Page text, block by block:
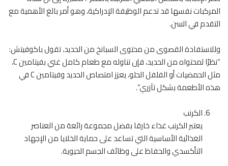
المركبات نفسها قد تدعم الوظيفة الإدراكية، وهو أمر بالغ الأهمية مع
التقدم في السن.
وللاستفادة القصوى من محتوى السبانخ من الحديد، تقول باكوفيتش:
“نظرًا لمحتواه من الحديد، فإن تناوله مع طعام كامل غني بفيتامين C،
مثل الحمضيات أو الفلفل الحلو، يعزز امتصاص الحديد وفيتامين C في
هذه الأطعمة بشكل تآزري”.
الكرنب
يعتبر الكرنب غذاء خارقا بفضل مجموعة رائعة من العناصر
الغذائية الأساسية التي تساعد على حماية الخلايا من الإجهاد
التأكسدي والحفاظ على وظائف الجسم الحيوية.